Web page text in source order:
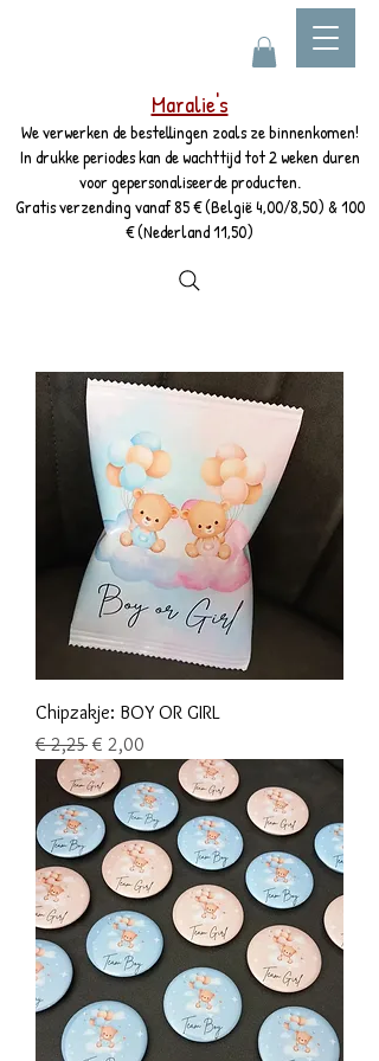
Maralie's
We verwerken de bestellingen zoals ze binnenkomen!
In drukke periodes kan de wachttijd tot 2 weken duren
voor gepersonaliseerde producten.
Gratis verzending vanaf 85 € (België 4,00/8,50) & 100
€ (Nederland 11,50)
Chipzakje: BOY OR GIRL
Normale prijs
€ 2,25 Verkoopprijs
€ 2,00